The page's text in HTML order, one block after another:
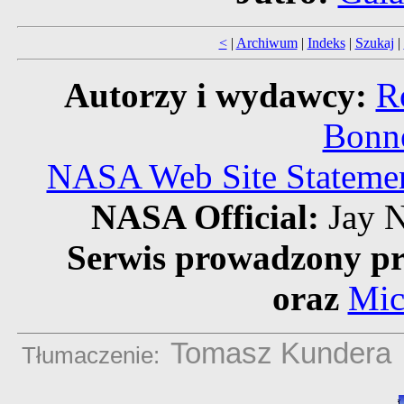
<| Archiwum| Indeks| Szukaj |
Autorzy i wydawcy:
NASA Web Site
NASA Official: Jay
Serwis prowadzony
oraz
Tłumaczenie: Tomasz Kundera